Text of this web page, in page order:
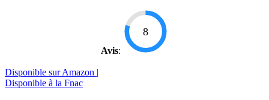
Avis:
8
Disponible sur Amazon |
Disponible à la Fnac